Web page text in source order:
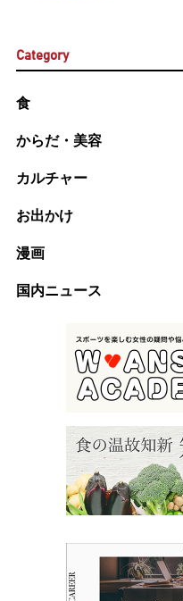
Category
食
からだ・美容
カルチャー
お出かけ
漫画
国内ニュース